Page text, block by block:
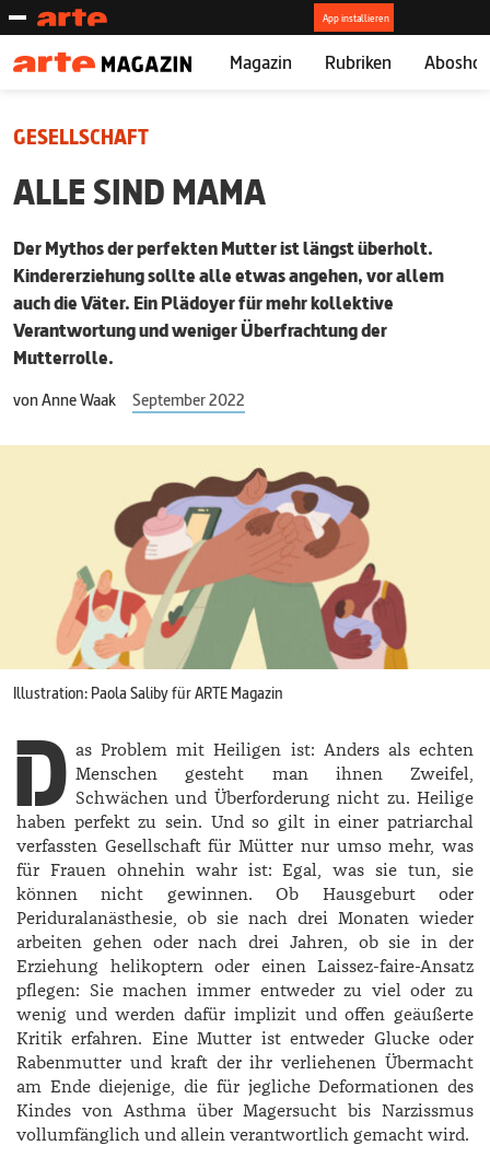
Magazin Rubriken
GESELLSCHAFT
ALLE SIND MAMA
Der Mythos der perfekten Mutter ist längst überholt.
Kindererziehung sollte alle etwas angehen, vor allem
auch die Väter. EinPlädoyer für mehr kollektive
Verantwortungund weniger Überfrachtung der
Mutterrolle.
vonAnne Waak September 2022
Illustration: Paola Saliby für ARTE Magazin
D as Problem mit Heiligen ist: Anders als echten
Menschen gesteht man ihnen Zweifel,
Schwächen und Überforderung nicht zu. Heilige
haben perfekt zu sein. Und so gilt in einer patriarchal
verfassten Gesellschaft für Mütter nur umso mehr, was
für Frauen ohnehin wahr ist: Egal, was sie tun, sie
können nicht gewinnen. Ob Hausgeburt oder
Periduralanästhesie, ob sie nach drei Monaten wieder
arbeiten gehen oder nach drei Jahren, ob sie in der
Erziehung helikoptern oder einen Laissez-­faire-­Ansatz
pflegen: Sie machen immer entweder zu viel oder zu
wenig und werden dafür implizit und offen geäußerte
Kritik erfahren. Eine Mutter ist entweder Glucke oder
Rabenmutter und kraft der ihr verliehenen Übermacht
am Ende diejenige, die für jegliche Deformationen des
Kindes von Asthma über Magersucht bis Narzissmus
vollumfänglich und allein verantwortlich gemacht wird.